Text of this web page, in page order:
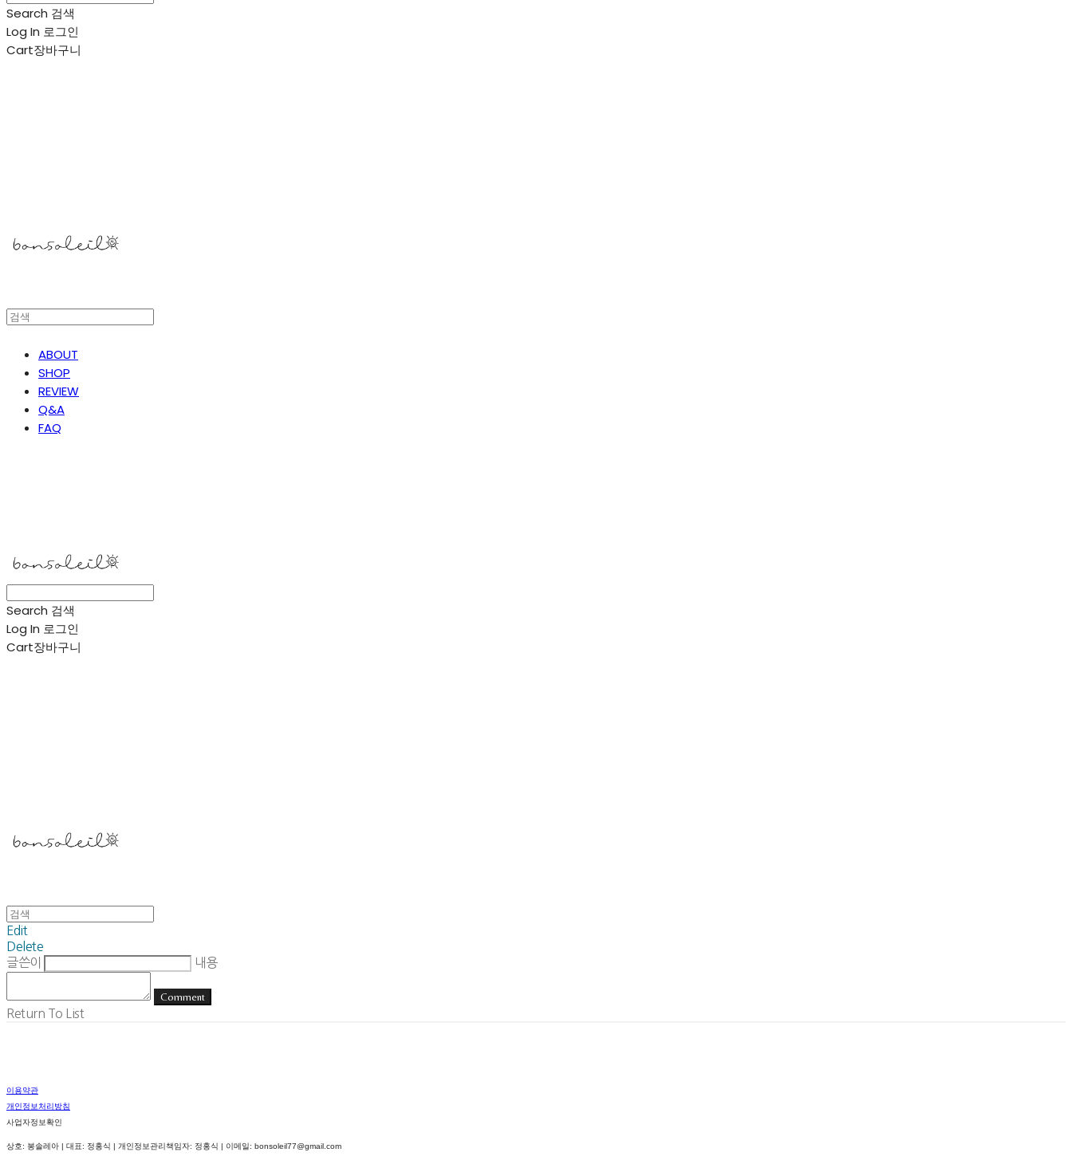
Search 검색
Log In 로그인
Cart장바구니
ABOUT
SHOP
REVIEW
Q&A
FAQ
Search 검색
Log In 로그인
Cart장바구니
Edit
Delete
글쓴이
내용
Comment
Return To List
이용약관
개인정보처리방침
사업자정보확인
상호: 봉솔레아 | 대표: 정홍식 | 개인정보관리책임자: 정홍식 | 이메일: bonsoleil77@gmail.com